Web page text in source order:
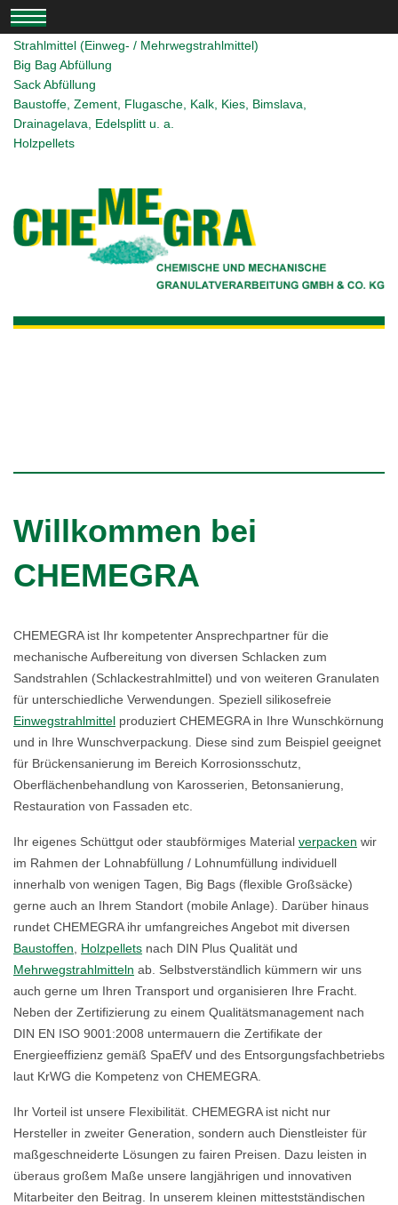
Strahlmittel (Einweg- / Mehrwegstrahlmittel)
Big Bag Abfüllung
Sack Abfüllung
Baustoffe, Zement, Flugasche, Kalk, Kies, Bimslava,
Drainagelava, Edelsplitt u. a.
Holzpellets
Willkommen bei
CHEMEGRA
CHEMEGRA ist Ihr kompetenter Ansprechpartner für die
mechanische Aufbereitung von diversen Schlacken zum
Sandstrahlen (Schlackestrahlmittel) und von weiteren Granulaten
für unterschiedliche Verwendungen. Speziell silikosefreie
Einwegstrahlmittel produziert CHEMEGRA in Ihre Wunschkörnung
und in Ihre Wunschverpackung. Diese sind zum Beispiel geeignet
für Brückensanierung im Bereich Korrosionsschutz,
Oberflächenbehandlung von Karosserien, Betonsanierung,
Restauration von Fassaden etc.
Ihr eigenes Schüttgut oder staubförmiges Material verpacken wir
im Rahmen der Lohnabfüllung / Lohnumfüllung individuell
innerhalb von wenigen Tagen, Big Bags (flexible Großsäcke)
gerne auch an Ihrem Standort (mobile Anlage). Darüber hinaus
rundet CHEMEGRA ihr umfangreiches Angebot mit diversen
Baustoffen
Holzpellets nach DIN Plus Qualität und
Mehrwegstrahlmitteln ab. Selbstverständlich kümmern wir uns
auch gerne um Ihren Transport und organisieren Ihre Fracht.
Neben der Zertifizierung zu einem Qualitätsmanagement nach
DIN EN ISO 9001:2008 untermauern die Zertifikate der
Energieeffizienz gemäß SpaEfV und des Entsorgungsfachbetriebs
laut KrWG die Kompetenz von CHEMEGRA.
Ihr Vorteil ist unsere Flexibilität. CHEMEGRA ist nicht nur
Hersteller in zweiter Generation, sondern auch Dienstleister für
maßgeschneiderte Lösungen zu fairen Preisen. Dazu leisten in
überaus großem Maße unsere langjährigen und innovativen
Mitarbeiter den Beitrag. In unserem kleinen mittestständischen